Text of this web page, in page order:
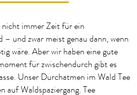
immer Zeit für ein
– und zwar meist genau dann, wenn
wäre. Aber wir haben eine gute
für zwischendurch gibt es
Unser Durchatmen im Wald Tee
auf Waldspaziergang. Tee